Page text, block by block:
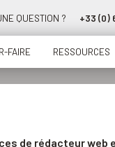
QUESTION ? +33 (0)
FAIRE RESSOURCES
de rédacteur